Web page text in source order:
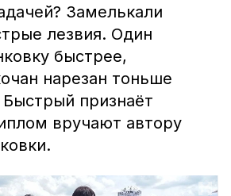
Замелькали
лезвия. Один
быстрее,
нарезан тоньше
Быстрый признаёт
вручают автору